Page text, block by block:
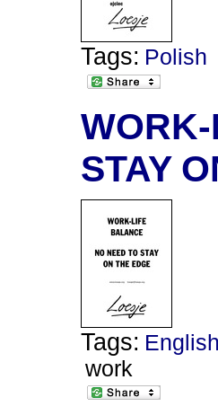
Tags: Polish
STAY
Tags: English
work